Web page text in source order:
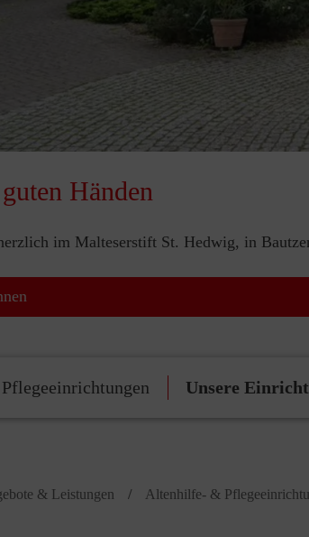
Händen
im Malteserstift St. Hedwig, in
Unsere
& Leistungen Altenhilfe- &